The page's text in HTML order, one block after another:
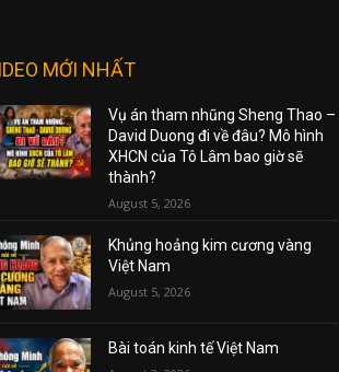
MỚI NHẤT
Vụ án tham nhũng Sheng Thao –
David Duong đi về đâu? Mô hình
XHCN của Tô Lâm bao giờ sẽ
thành?
August 5, 2026
Khủng hoảng kim cương vàng
Việt Nam
August 5, 2026
Bài toán kinh tế Việt Nam